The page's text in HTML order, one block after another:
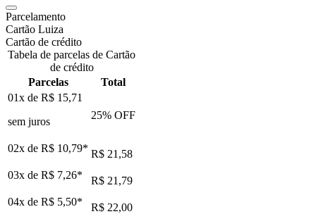
Parcelamento
Cartão Luiza
Cartão de crédito
Tabela de parcelas de Cartão
de crédito
Parcelas
Total
01x de R$ 15,71
sem juros
25% OFF
02x de R$ 10,79* R$ 21,58
03x de R$ 7,26*
R$ 21,79
04x de R$ 5,50*
R$ 22,00